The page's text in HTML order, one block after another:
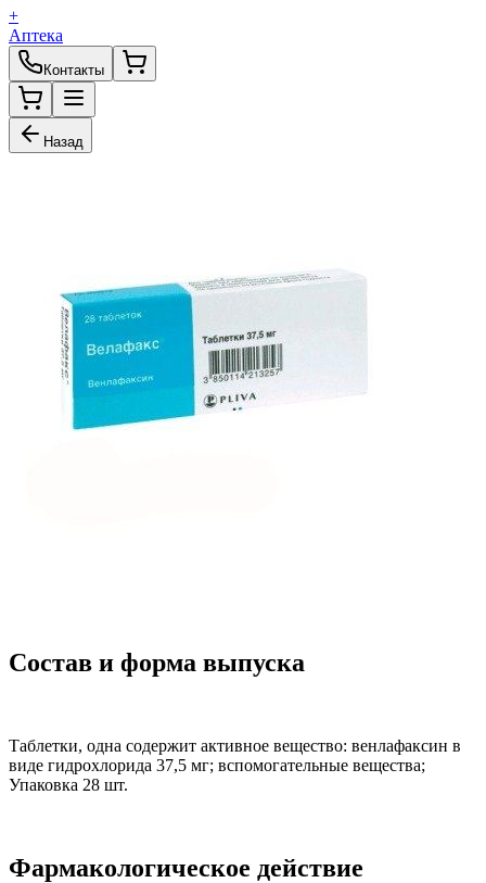
+
Аптека
Контакты
Назад
Состав и форма выпуска
Таблетки, одна содержит активное вещество: венлафаксин в
виде гидрохлорида 37,5 мг; вспомогательные вещества;
Упаковка 28 шт.
Фармакологическое действие